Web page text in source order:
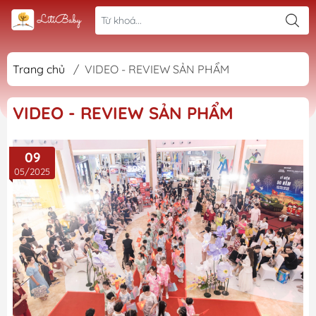
Trang chủ / VIDEO - REVIEW SẢN PHẨM
VIDEO - REVIEW SẢN PHẨM
09
05/2025